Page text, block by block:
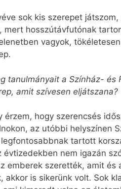
sok kis szerepet
mert hosszútávfutónak
vagyok,
tanulmányait a Színház-
amit szívesen eljátszana?
érzem, hogy szerencsés
az utóbbi helyszínen
tartott
évtizedekben nem igazán
emberek szerették, amit
akkor is sikerünk volt. Sok